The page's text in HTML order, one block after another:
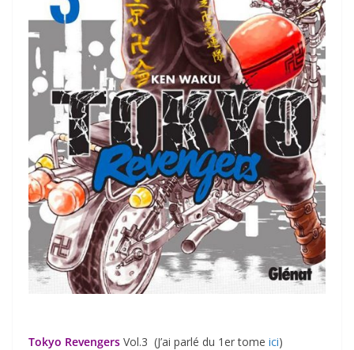
Tokyo Revengers Vol.3 (J’ai parlé du 1er tome ici)